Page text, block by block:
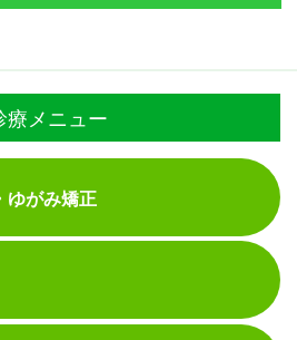
療メニュー
ゆがみ矯正